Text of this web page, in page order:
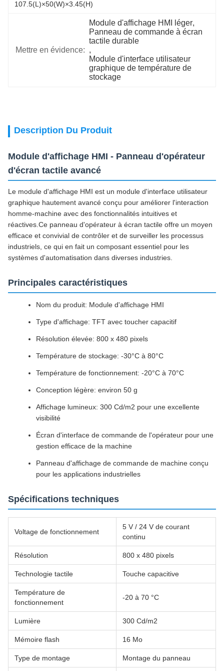
107.5(L)×50(W)×3.45(H)
Mettre en évidence:
Module d'affichage HMI léger,
Panneau de commande à écran
tactile durable
,
Module d'interface utilisateur
graphique de température de
stockage
Description Du Produit
Module d'affichage HMI - Panneau d'opérateur
d'écran tactile avancé
Le module d'affichage HMI est un module d'interface utilisateur
graphique hautement avancé conçu pour améliorer l'interaction
homme-machine avec des fonctionnalités intuitives et
réactives.Ce panneau d'opérateur à écran tactile offre un moyen
efficace et convivial de contrôler et de surveiller les processus
industriels, ce qui en fait un composant essentiel pour les
systèmes d'automatisation dans diverses industries.
Principales caractéristiques
Nom du produit: Module d'affichage HMI
Type d'affichage: TFT avec toucher capacitif
Résolution élevée: 800 x 480 pixels
Température de stockage: -30°C à 80°C
Température de fonctionnement: -20°C à 70°C
Conception légère: environ 50 g
Affichage lumineux: 300 Cd/m2 pour une excellente
visibilité
Écran d'interface de commande de l'opérateur pour une
gestion efficace de la machine
Panneau d'affichage de commande de machine conçu
pour les applications industrielles
Spécifications techniques
Voltage de fonctionnement
5 V / 24 V de courant
continu
Résolution 800 x 480 pixels
Technologie tactile Touche capacitive
Température de
fonctionnement
-20 à 70 °C
Lumière 300 Cd/m2
Mémoire flash 16 Mo
Type de montage Montage du panneau